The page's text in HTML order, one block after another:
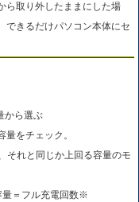
ら取り外したままにした場
できるだけパソコン本体にセ
から選ぶ
をチェック。
それと同じか上回る容量のモ
量＝フル充電回数※